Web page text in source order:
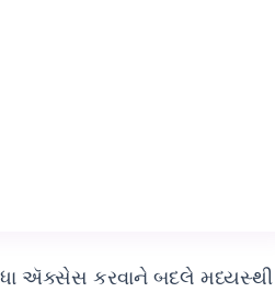
ઍક્સેસ કરવાને બદલે મધ્યસ્થી